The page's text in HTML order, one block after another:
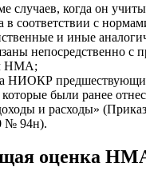
случаев, когда он
в соответствии с
и иные
непосредственно с
НМА;
НИОКР
были ранее
и расходы»
№ 94н).
оценка